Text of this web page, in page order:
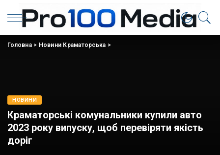
Головна> Новини Краматорська >
НОВИНИ
Краматорські комунальники купили авто
2023 року випуску, щоб перевіряти якість
доріг